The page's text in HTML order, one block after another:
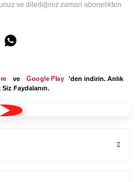
ve dilediğiniz zaman abonelikten
ve Google Play 'den indirin. Anlık
Faydalanın.